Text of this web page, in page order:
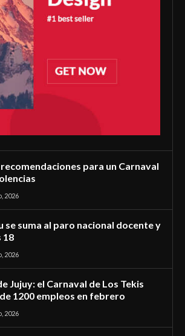
para un Carnaval
2026
se suma al paro nacional docente y
18
2026
Jujuy: el Carnaval de Los Tekis
1200 empleos en febrero
2026